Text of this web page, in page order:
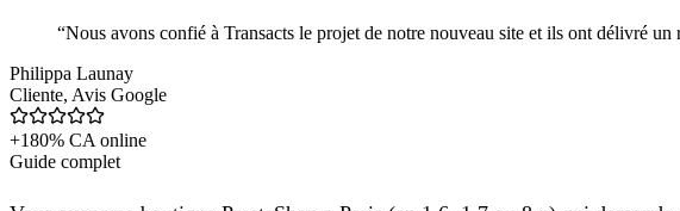
“Nous avons confié à Transacts le projet de notre nouveau site et ils ont délivré
Philippa Launay
Cliente, Avis Google
+180% CA online
Guide complet